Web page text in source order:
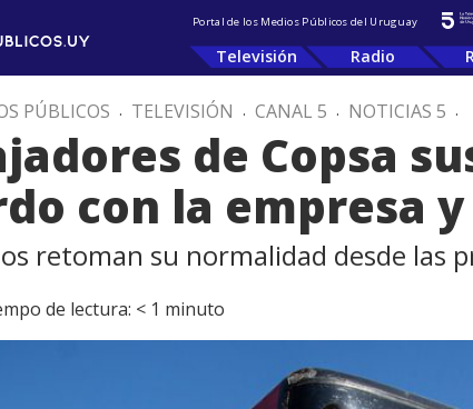
Portal de los Medios Públicos del Uruguay
Televisión Radio
PÚBLICOS . TELEVISIÓN . CANAL 5 . NOTICIAS 5 .
de Copsa
con la empresa y
retoman su normalidad desde las
de lectura: < 1 minuto